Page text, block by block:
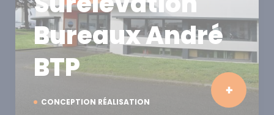
CONCEPTION RÉALISATION
Bureaux André
BTP